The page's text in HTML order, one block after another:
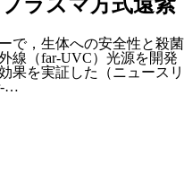
で，生体への安全性と殺菌
線（far-UVC）光源を開発
果を実証した（ニュースリ
…